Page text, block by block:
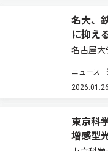
名大、
に抑え
名古屋
的なデザ
（ニュー
ニュース
2026.01.26
東京科
増感型